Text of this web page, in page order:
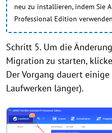
neu zu installieren, indem Sie
Professional Edition
Schritt 5. Um die
Migration zu starten,
Der Vorgang dauert
Laufwerken länger).